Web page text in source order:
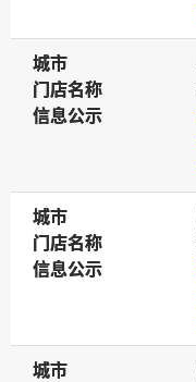
城市
城市
门店名称
门店名称
信息公示
信息公示
城市
城市
门店名称
门店名称
信息公示
信息公示
城市
城市